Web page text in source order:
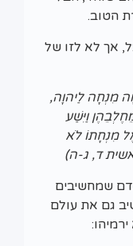
הטוב.
אך לא לזו של
מִנְחָה לַיהוָה,
וַיִּשַׁע
מִנְחָתוֹ לֹא
ד, ג-ה)
שמחשיבים
גם את עולם